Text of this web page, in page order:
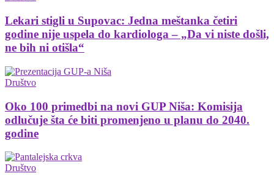
Lekari stigli u Supovac: Jedna meštanka četiri
godine nije uspela do kardiologa – „Da vi niste došli,
ne bih ni otišla“
Društvo
Oko 100 primedbi na novi GUP Niša: Komisija
odlučuje šta će biti promenjeno u planu do 2040.
godine
Društvo